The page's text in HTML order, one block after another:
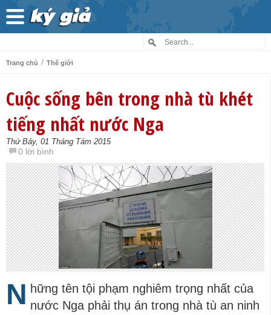
Trang chủ / Thế giới
Cuộc sống bên trong nhà tù khét
tiếng nhất nước Nga
Thứ Bảy, 01 Tháng Tám 2015
0 lời bình
N hững tên tội phạm nghiêm trọng nhất của
nước Nga phải thụ án trong nhà tù an ninh